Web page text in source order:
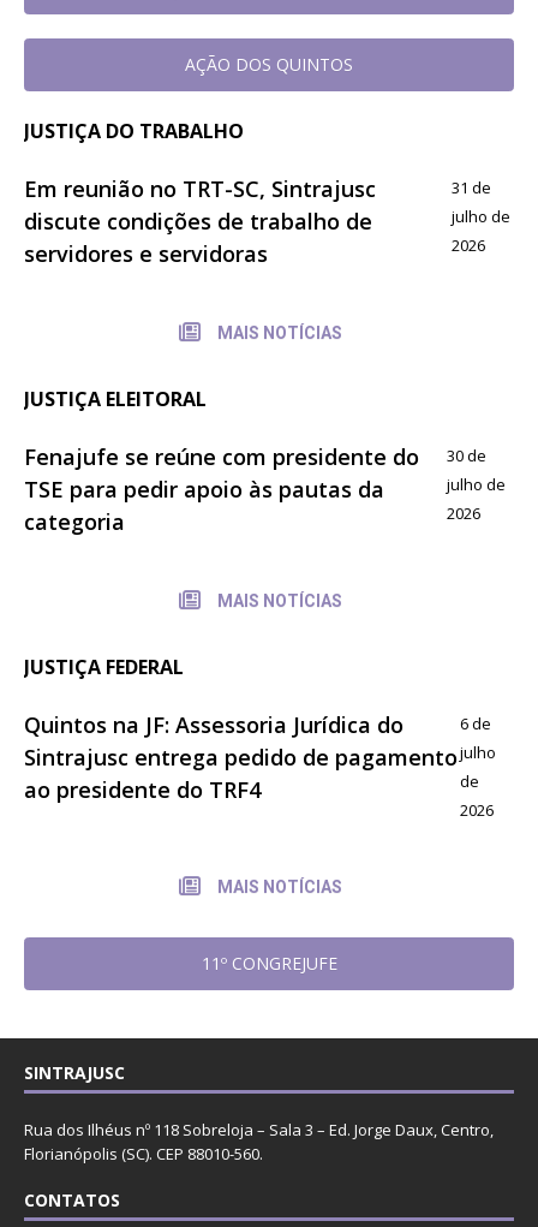
AÇÃO DOS QUINTOS
JUSTIÇA DO TRABALHO
Em reunião no TRT-SC, Sintrajusc
discute condições de trabalho de
servidores e servidoras
31 de
julho de
2026
MAIS NOTÍCIAS
JUSTIÇA ELEITORAL
Fenajufe se reúne com presidente do
TSE para pedir apoio às pautas da
categoria
30 de
julho de
2026
MAIS NOTÍCIAS
JUSTIÇA FEDERAL
Quintos na JF: Assessoria Jurídica do
Sintrajusc entrega pedido de pagamento
ao presidente do TRF4
6 de
julho
de
2026
MAIS NOTÍCIAS
11º CONGREJUFE
SINTRAJUSC
Rua dos Ilhéus nº 118 Sobreloja – Sala 3 – Ed. Jorge Daux, Centro,
Florianópolis (SC). CEP 88010-560.
CONTATOS